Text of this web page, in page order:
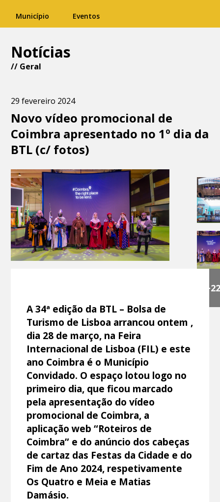
Município Eventos
Notícias
// Geral
29 fevereiro 2024
Novo vídeo promocional de
Coimbra apresentado no 1º dia da
BTL (c/ fotos)
+22
A 34ª edição da BTL – Bolsa de
Turismo de Lisboa arrancou ontem ,
dia 28 de março, na Feira
Internacional de Lisboa (FIL) e este
ano Coimbra é o Município
Convidado. O espaço lotou logo no
primeiro dia, que ficou marcado
pela apresentação do vídeo
promocional de Coimbra, a
aplicação web “Roteiros de
Coimbra” e do anúncio dos cabeças
de cartaz das Festas da Cidade e do
Fim de Ano 2024, respetivamente
Os Quatro e Meia e Matias
Damásio.